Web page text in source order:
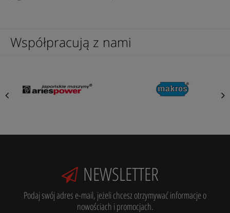
Współpracują z nami
NEWSLETTER
Podaj swój adres e-mail, jeżeli chcesz otrzymywać informacje o
nowościach i promocjach.